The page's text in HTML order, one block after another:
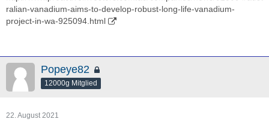
ralian-vanadium-aims-to-develop-robust-long-life-vanadium-
project-in-wa-925094.html
Popeye82
12000g Mitglied
22. August 2021